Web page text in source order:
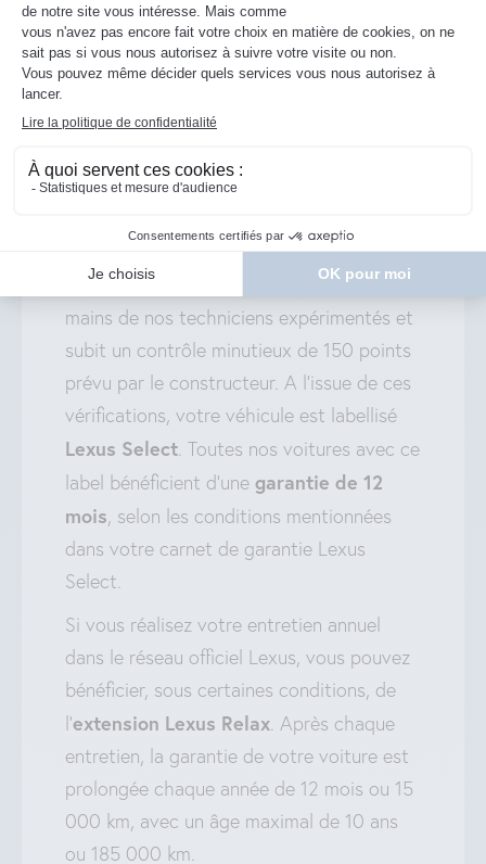
D’OCCASION ?
d’occasion est aussi assuré!
Chaque Lexus d’occasion passe entre les
mains de nos techniciens expérimentés et
subit un contrôle minutieux de 150 points
prévu par le constructeur. A l’issue de ces
vérifications, votre véhicule est labellisé
Lexus Select. Toutes nos voitures avec ce
label bénéficient d’une garantie de 12
mois, selon les conditions mentionnées
dans votre carnet de garantie Lexus
Select.
Si vous réalisez votre entretien annuel
dans le réseau officiel Lexus, vous pouvez
bénéficier, sous certaines conditions, de
l’extension Lexus Relax. Après chaque
entretien, la garantie de votre voiture est
prolongée chaque année de 12 mois ou 15
000 km, avec un âge maximal de 10 ans
ou 185 000 km.